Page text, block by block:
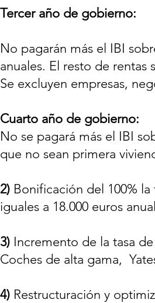
Tercer año de gobierno:
No pagarán más el IBI
anuales. El resto de
Se excluyen empresas,
Cuarto año de gobierno:
No se pagará más el IBI
que no sean primera
2) Bonificación del 100%
iguales a 18.000 euros
3) Incremento de la tasa
Coches de alta gama,
4) Restructuración y